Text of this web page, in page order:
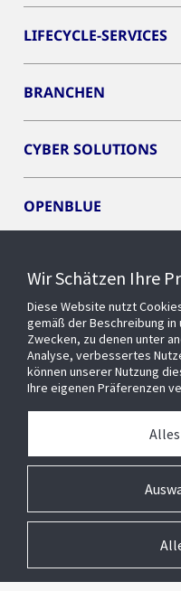
LIFECYCLE-SERVICES
BRANCHEN
CYBER SOLUTIONS
OPENBLUE
EVENTS
Über uns
© 2026 Johnson Controls Inc.
Wir Schätzen Ihre
Diese Website nutzt
gemäß der Beschreibung
Zwecken, zu denen unter
Analyse, verbessertes
können unserer Nutzung
Ihre eigenen Präferenzen